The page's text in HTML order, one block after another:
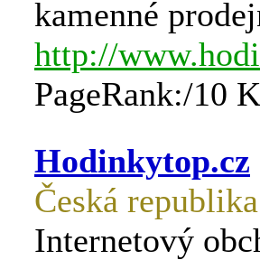
kamenné
http://
PageRank:/10
Hodinkytop.cz
Česká republika
Internetový